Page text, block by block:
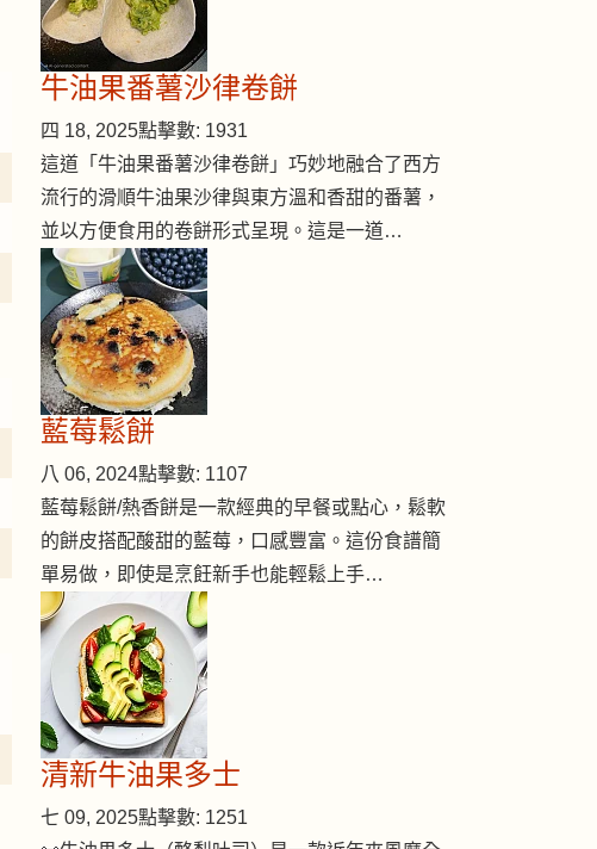
牛油果番薯沙律卷餅
四 18, 2025點擊數: 1931
這道「牛油果番薯沙律卷餅」巧妙地融合了西方
流行的滑順牛油果沙律與東方溫和香甜的番薯，
並以方便食用的卷餅形式呈現。這是一道…
藍莓鬆餅
八 06, 2024點擊數: 1107
藍莓鬆餅/熱香餅是一款經典的早餐或點心，鬆軟
的餅皮搭配酸甜的藍莓，口感豐富。這份食譜簡
單易做，即使是烹飪新手也能輕鬆上手…
清新牛油果多士
七 09, 2025點擊數: 1251